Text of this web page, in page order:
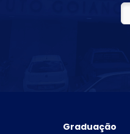
Graduação